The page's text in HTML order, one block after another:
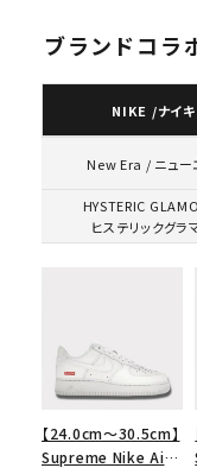
ブランドコラ
NIKE /ナイキ
New Era / ニュー
HYSTERIC
ヒステリックグラ
【24.0cm～30.5cm】
Supreme Nike Air